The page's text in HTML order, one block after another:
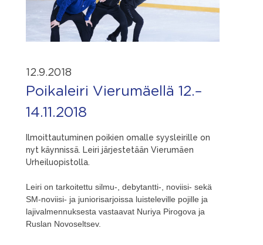
12.9.2018
Poikaleiri Vierumäellä 12.–
14.11.2018
Ilmoittautuminen poikien omalle syysleirille on
nyt käynnissä. Leiri järjestetään Vierumäen
Urheiluopistolla.
Leiri on tarkoitettu silmu-, debytantti-, noviisi- sekä
SM-noviisi- ja juniorisarjoissa luisteleville pojille ja
lajivalmennuksesta vastaavat Nuriya Pirogova ja
Ruslan Novoseltsev.